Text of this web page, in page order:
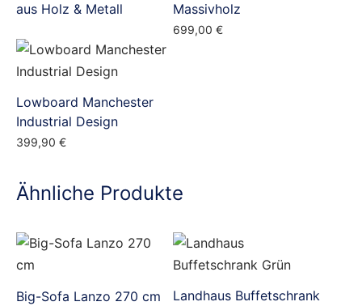
aus Holz & Metall
Massivholz
699,00 €
Lowboard Manchester
Industrial Design
399,90 €
Ähnliche Produkte
Big-Sofa Lanzo 270 cm
Landhaus Buffetschrank